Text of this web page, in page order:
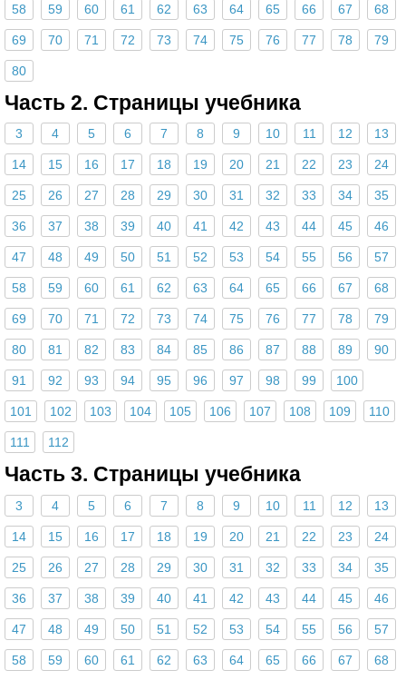
58 59 60 61 62 63 64 65 66 67 68
69 70 71 72 73 74 75 76 77 78 79
80
Часть 2. Страницы учебника
3 4 5 6 7 8 9 10 11 12 13
14 15 16 17 18 19 20 21 22 23 24
25 26 27 28 29 30 31 32 33 34 35
36 37 38 39 40 41 42 43 44 45 46
47 48 49 50 51 52 53 54 55 56 57
58 59 60 61 62 63 64 65 66 67 68
69 70 71 72 73 74 75 76 77 78 79
80 81 82 83 84 85 86 87 88 89 90
91 92 93 94 95 96 97 98 99 100
101 102 103 104 105 106 107 108 109 110
111 112
Часть 3. Страницы учебника
3 4 5 6 7 8 9 10 11 12 13
14 15 16 17 18 19 20 21 22 23 24
25 26 27 28 29 30 31 32 33 34 35
36 37 38 39 40 41 42 43 44 45 46
47 48 49 50 51 52 53 54 55 56 57
58 59 60 61 62 63 64 65 66 67 68